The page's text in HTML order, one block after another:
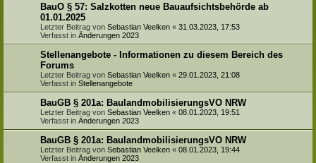
BauO § 57: Salzkotten neue Bauaufsichtsbehörde ab
01.01.2025
Letzter Beitrag von Sebastian Veelken « 31.03.2023, 17:53
Verfasst in Änderungen 2023
Stellenangebote - Informationen zu diesem Bereich des
Forums
Letzter Beitrag von Sebastian Veelken « 29.01.2023, 21:08
Verfasst in Stellenangebote
BauGB § 201a: BaulandmobilisierungsVO NRW
Letzter Beitrag von Sebastian Veelken « 08.01.2023, 19:51
Verfasst in Änderungen 2023
BauGB § 201a: BaulandmobilisierungsVO NRW
Letzter Beitrag von Sebastian Veelken « 08.01.2023, 19:44
Verfasst in Änderungen 2023